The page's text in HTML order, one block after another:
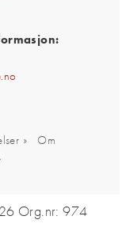
»
Om
Org.nr: 974